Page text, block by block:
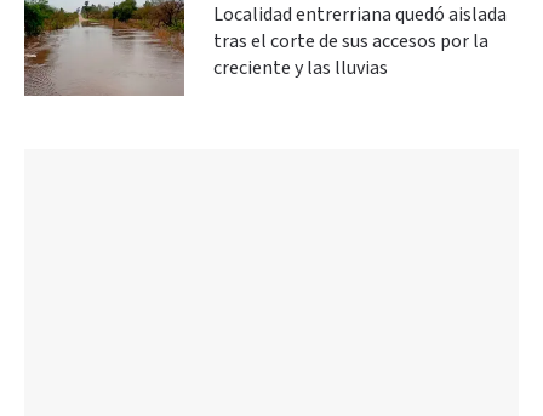
Localidad entrerriana quedó aislada
tras el corte de sus accesos por la
creciente y las lluvias